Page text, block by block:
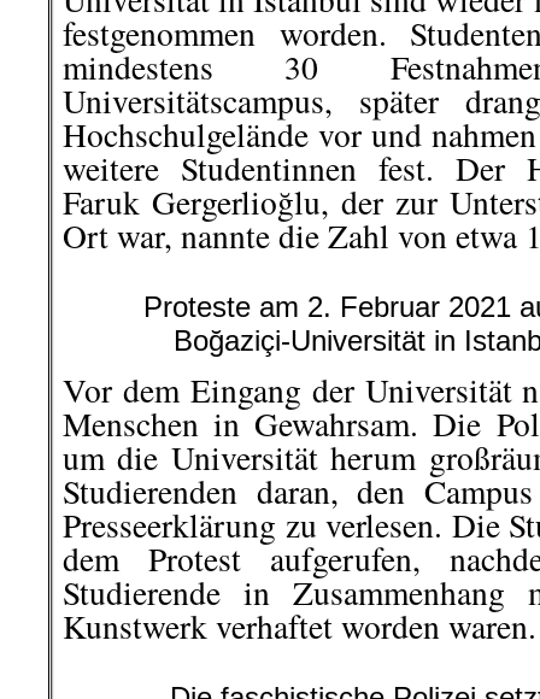
festgenommen worden.
mindestens 30
Universitätscampus, später
Hochschulgelände vor und
weitere Studentinnen fest. Der
Faruk Gergerlioğlu, der zur
Ort war, nannte die Zahl von etwa
Proteste am 2. Februar 2021
Boğaziçi-Universität in
Vor dem Eingang der Universität
Menschen in Gewahrsam. Die
um die Universität herum
Studierenden daran, den
Presseerklärung zu verlesen. Die
dem Protest aufgerufen,
Studierende in
Kunstwerk verhaftet worden waren.